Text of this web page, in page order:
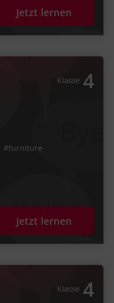
Jetzt lernen
Klasse 4
#furniture
Jetzt lernen
Klasse 4